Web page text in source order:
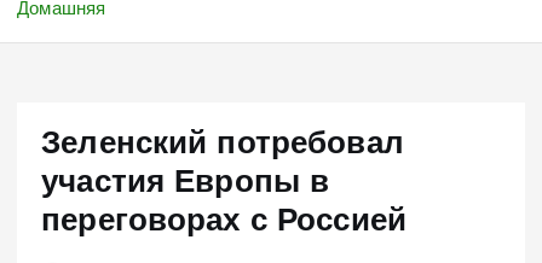
Домашняя
Зеленский потребовал
участия Европы в
переговорах с Россией